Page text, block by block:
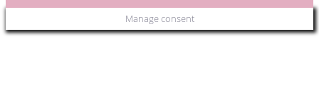
Manage consent